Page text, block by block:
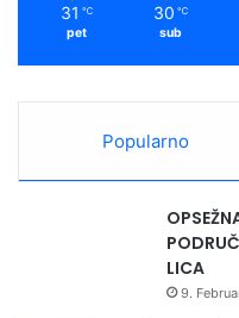
31 ℃
pet
30 ℃
sub
Popularno
LICA
9.